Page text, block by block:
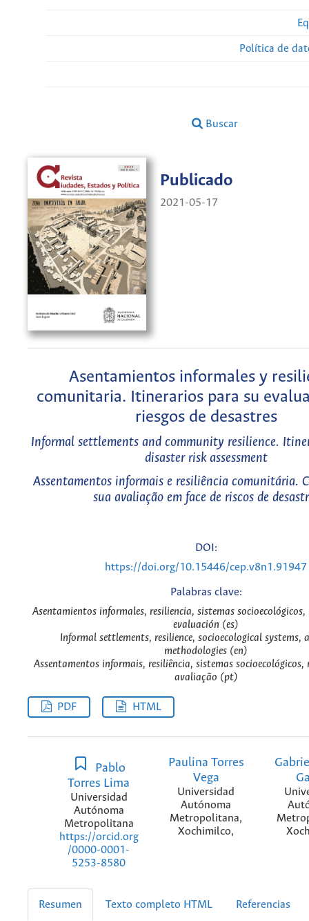
Política de
Buscar
Publicado
2021-05-17
Asentamientos informales y
comunitaria. Itinerarios para su
riesgos de desastres
Informal settlements and community resilience.
disaster risk assessment
Assentamentos informais e resiliência comunitária.
sua avaliação em face de riscos de
DOI:
https://doi.org/10.15446/cep.v8n1.91947
Palabras clave:
Asentamientos informales, resiliencia, sistemas
evaluación (es)
Informal settlements, resilience, socioecological systems,
methodologies (en)
Assentamentos informais, resiliência, sistemas socioecológicos,
avaliação (pt)
PDF HTML
Pablo
Torres Lima
Universidad
Autónoma
Metropolitana
https://orcid.org
/0000-0001-
5253-8580
Paulina Torres
Vega
Universidad
Autónoma
Metropolitana,
Xochimilco,
Resumen Texto completo HTML Referencias